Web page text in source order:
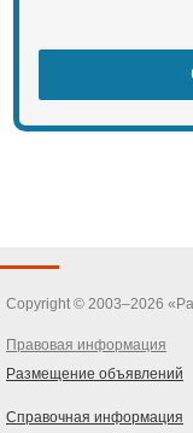
Copyright © 2003–2026
Правовая информация
Размещение объявлений
Справочная информация